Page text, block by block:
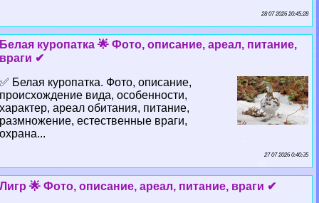
28 07 2026 20:45:28
Белая куропатка 🌟 Фото, описание, ареал, питание,
враги ✔
✅ Белая куропатка. Фото, описание,
происхождение вида, особенности,
хаpaктер, ареал обитания, питание,
размножение, естественные враги,
охрана...
27 07 2026 0:40:35
Лигр 🌟 Фото, описание, ареал, питание, враги ✔